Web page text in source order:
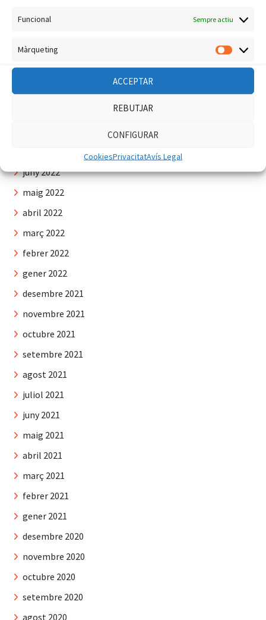
Funcional Sempre actiu
Màrqueting
ACCEPTAR
REBUTJAR
CONFIGURAR
CookiesPrivacitatAvís Legal
desembre 2022
novembre 2022
octubre 2022
juny 2022
maig 2022
abril 2022
març 2022
febrer 2022
gener 2022
desembre 2021
novembre 2021
octubre 2021
setembre 2021
agost 2021
juliol 2021
juny 2021
maig 2021
abril 2021
març 2021
febrer 2021
gener 2021
desembre 2020
novembre 2020
octubre 2020
setembre 2020
agost 2020